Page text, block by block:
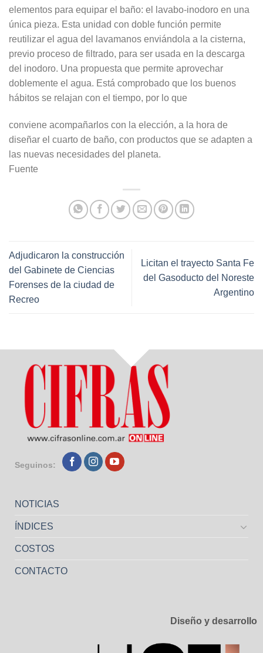
elementos para equipar el baño: el lavabo-inodoro en una
única pieza. Esta unidad con doble función permite
reutilizar el agua del lavamanos enviándola a la cisterna,
previo proceso de filtrado, para ser usada en la descarga
del inodoro. Una propuesta que permite aprovechar
doblemente el agua. Está comprobado que los buenos
hábitos se relajan con el tiempo, por lo que
conviene acompañarlos con la elección, a la hora de
diseñar el cuarto de baño, con productos que se adapten a
las nuevas necesidades del planeta.
Fuente
Adjudicaron la construcción
del Gabinete de Ciencias
Forenses de la ciudad de
Recreo
Licitan el trayecto Santa Fe
del Gasoducto del Noreste
Argentino
Seguinos:
NOTICIAS
ÍNDICES
COSTOS
CONTACTO
Diseño y desarrollo